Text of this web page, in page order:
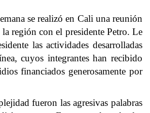
se realizó en Cali una reunión
la región con el presidente Petro. Le
las actividades desarrolladas
cuyos integrantes han recibido
financiados generosamente por
fueron las agresivas palabras